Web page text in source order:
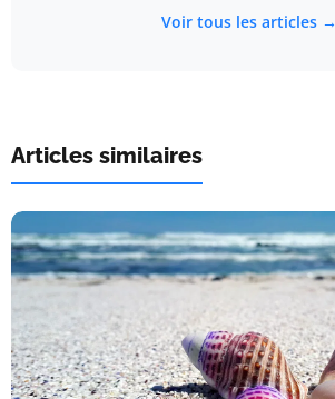
Voir tous les articles →
Articles similaires